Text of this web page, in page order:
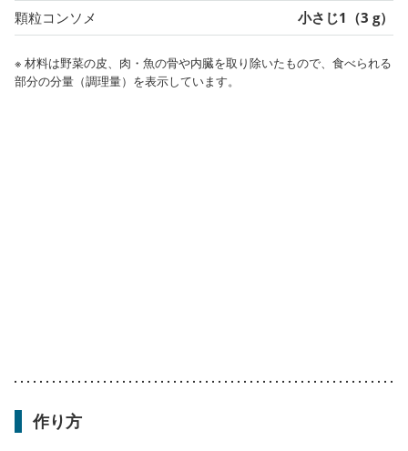
顆粒コンソメ 小さじ1（3 g）
※ 材料は野菜の皮、肉・魚の骨や内臓を取り除いたもので、食べられる
部分の分量（調理量）を表示しています。
作り方